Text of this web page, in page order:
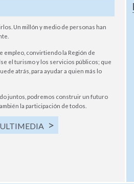
Un millón y medio de personas han
empleo, convirtiendo la Región de
el turismo y los servicios públicos; que
atrás, para ayudar a quien más lo
juntos, podremos construir un futuro
la participación de todos.